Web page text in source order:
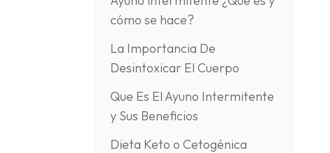
cómo se hace?
La Importancia De
Desintoxicar El Cuerpo
Que Es El Ayuno Intermitente
y Sus Beneficios
Dieta Keto o Cetogénica